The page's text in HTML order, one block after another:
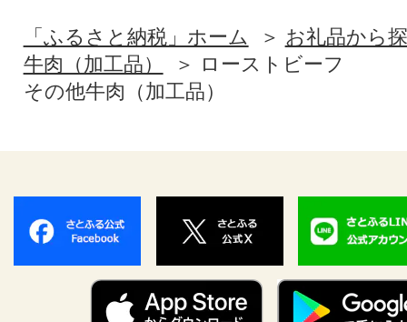
「ふるさと納税」ホーム
お礼品から
牛肉（加工品）
ローストビーフ
その他牛肉（加工品）